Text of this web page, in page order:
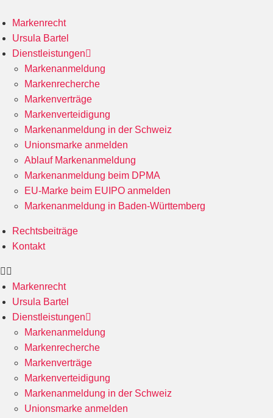
Markenrecht
Ursula Bartel
Dienstleistungen
Markenanmeldung
Markenrecherche
Markenverträge
Markenverteidigung
Markenanmeldung in der Schweiz
Unionsmarke anmelden
Ablauf Markenanmeldung
Markenanmeldung beim DPMA
EU-Marke beim EUIPO anmelden
Markenanmeldung in Baden-Württemberg
Rechtsbeiträge
Kontakt
Markenrecht
Ursula Bartel
Dienstleistungen
Markenanmeldung
Markenrecherche
Markenverträge
Markenverteidigung
Markenanmeldung in der Schweiz
Unionsmarke anmelden